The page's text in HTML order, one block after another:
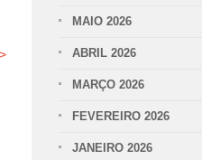
MAIO 2026
ABRIL 2026
MARÇO 2026
FEVEREIRO 2026
JANEIRO 2026